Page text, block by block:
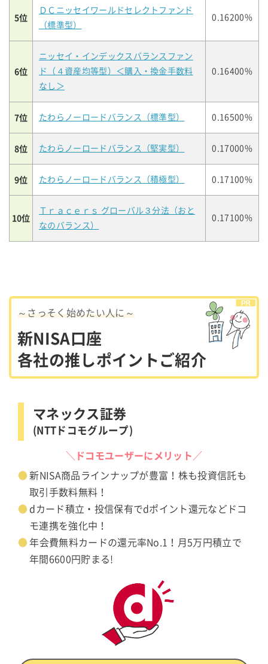
5位
ＤＣニッセイワールドセレクトファンド
（標準型）
0.16200%
6位
ニッセイ・インデックスバランスファン
ド（４資産均等型）＜購入・換金手数料
なし＞
0.16400%
7位 たわらノーロードバランス（標準型） 0.16500%
8位 たわらノーロードバランス（堅実型） 0.17000%
9位 たわらノーロードバランス（積極型） 0.17100%
10位
Ｔｒａｃｅｒｓ グローバル３分法（おと
なのバランス）
0.17100%
～さっそく始めたい人に～
新NISA口座
各社の推しポイントご紹介
マネックス証券
(NTTドコモグループ)
＼ドコモユーザーにメリット／
新NISA商品ラインナップが豊富！株も投資信託も
取引手数料無料！
dカード積立・投信保有でdポイント還元などドコ
モ連携を強化中！
年会費無料カードの還元率No.1！月5万円積立で
年間6600円貯まる!